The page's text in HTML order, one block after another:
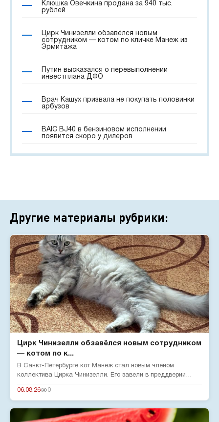
Клюшка Овечкина продана за 940 тыс.
рублей
Цирк Чинизелли обзавёлся новым
сотрудником — котом по кличке Манеж из
Эрмитажа
Путин высказался о перевыполнении
инвестплана ДФО
Врач Кашух призвала не покупать половинки
арбузов
BAIC BJ40 в бензиновом исполнении
появится скоро у дилеров
Другие материалы рубрики:
Цирк Чинизелли обзавёлся новым сотрудником
— котом по к...
В Санкт-Петербурге кот Манеж стал новым членом
коллектива Цирка Чинизелли. Его завели в преддверии
06.08.26 0